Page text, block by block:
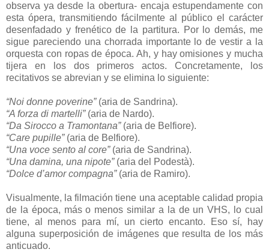
observa ya desde la obertura- encaja estupendamente con
esta ópera, transmitiendo fácilmente al público el carácter
desenfadado y frenético de la partitura. Por lo demás, me
sigue pareciendo una chorrada importante lo de vestir a la
orquesta con ropas de época. Ah, y hay omisiones y mucha
tijera en los dos primeros actos. Concretamente, los
recitativos se abrevian y se elimina lo siguiente:
“Noi donne poverine”(aria de Sandrina).
“A forza di martelli”(aria de Nardo).
“Da Sirocco a Tramontana” (aria de Belfiore).
“Care pupille”(aria de Belfiore).
“Una voce sento al core”(aria de Sandrina).
“Una damina, una nipote” (aria del Podestà).
“Dolce d’amor compagna”(aria de Ramiro).
Visualmente, la filmación tiene una aceptable calidad propia
de la época, más o menos similar a la de un VHS, lo cual
tiene, al menos para mí, un cierto encanto. Eso sí, hay
alguna superposición de imágenes que resulta de los más
anticuado.